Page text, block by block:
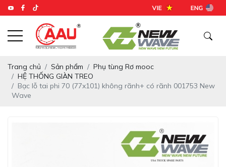
Trang chủ Sản phẩm
Phụ tùng Rơ mooc
HỆ THỐNG GIÀN TREO
Bạc lỗ tai phi 70 (77x101) không rãnh+ có rãnh 001753 New
Wave